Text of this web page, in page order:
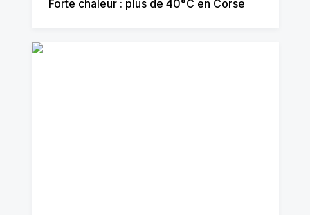
Forte chaleur : plus de 40°C en Corse